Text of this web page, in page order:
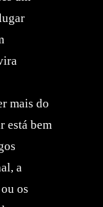
mais do
está bem
a
os